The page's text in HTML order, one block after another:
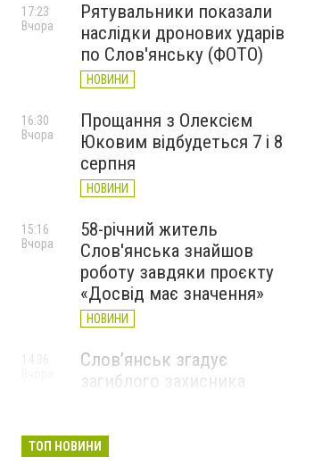
Рятувальники показали
наслідки дронових ударів
по Слов'янську (ФОТО)
НОВИНИ
17:23
Вчора
Прощання з Олексієм
Юковим відбудеться 7 і 8
серпня
НОВИНИ
16:30
Вчора
58-річний житель
Слов'янська знайшов
роботу завдяки проєкту
«Досвід має значення»
НОВИНИ
15:16
Вчора
Слов’янськ згадує
загиблого захисника
НОВИНИ
ТОП НОВИНИ